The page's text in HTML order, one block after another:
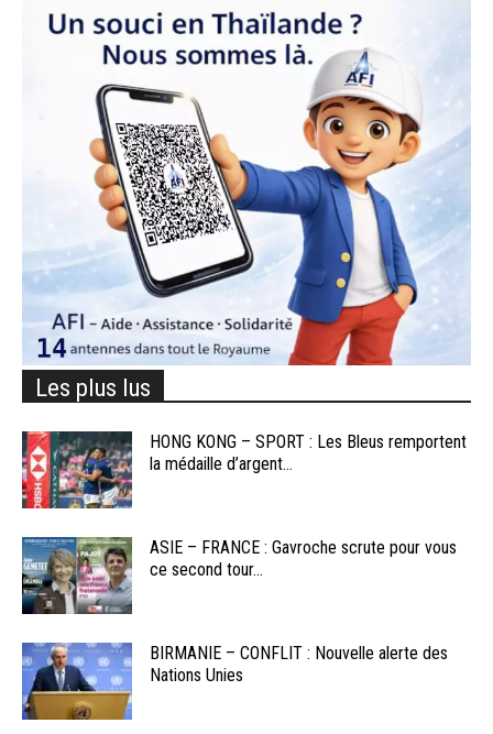
Les plus lus
HONG KONG – SPORT : Les Bleus remportent
la médaille d’argent...
ASIE – FRANCE : Gavroche scrute pour vous
ce second tour...
BIRMANIE – CONFLIT : Nouvelle alerte des
Nations Unies